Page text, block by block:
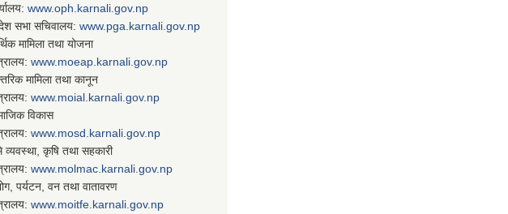
www.oph.karnali.gov.np
सभा सचिवालय: www. pga.karnali.gov.np
मामिला तथा योजना
www. moeap.karnali.gov.np
मामिला तथा कानून
www. moial.karnali.gov.np
विकास
www. mosd.karnali.gov.np
व्यवस्था, कृषि तथा सहकारी
www. molmac.karnali.gov.np
पर्यटन, वन तथा वातावरण
www. moitfe.karnali.gov.np